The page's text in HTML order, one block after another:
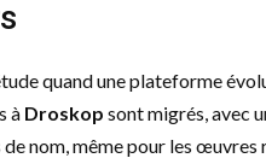
quand une plateforme
à Droskop sont migrés, avec
nom, même pour les œuvres